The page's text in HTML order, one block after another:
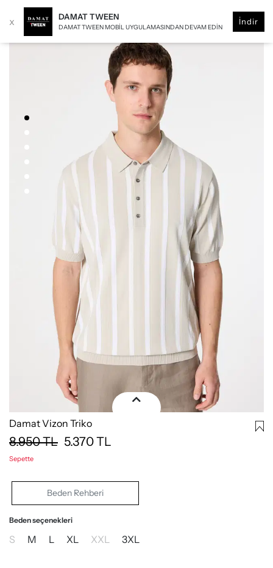
x DAMAT TWEEN
DAMAT TWEEN MOBIL UYGULAMASINDAN DEVAM EDIN
İndir
Damat Vizon Triko
8.950TL 5.370TL
Sepette
Beden Rehberi
Beden seçenekleri
S M L XL XXL 3XL